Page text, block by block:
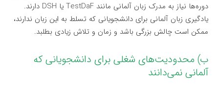
دوره‌ها نیاز به مدرک زبان آلمانی مانند TestDaF یا DSH دارند.
یادگیری زبان آلمانی برای دانشجویانی که تسلط به این زبان ندارند،
ممکن است چالش بزرگی باشد و زمان و تلاش زیادی بطلبد.
ب) محدودیت‌های شغلی برای دانشجویانی که
آلمانی نمی‌دانند